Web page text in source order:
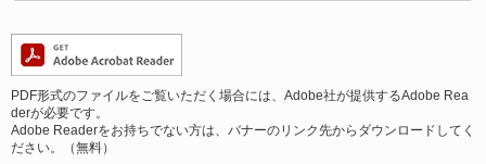
PDF形式のファイルをご覧いただく場合には、Adobe社が提供するAdobe Rea
derが必要です。
Adobe Readerをお持ちでない方は、バナーのリンク先からダウンロードしてく
ださい。（無料）